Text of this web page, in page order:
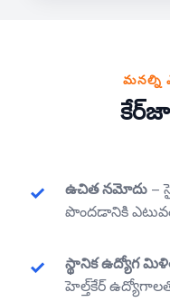
మనల్ని
ఉచిత నమోదు –
పొందడానికి
స్థానిక ఉద్యోగ
హెల్త్‌కేర్